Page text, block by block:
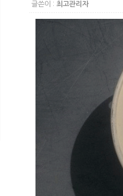
Harness(Cabling)
AUDIO/VIDEO 케이블
글쓴이 : 최고관리자